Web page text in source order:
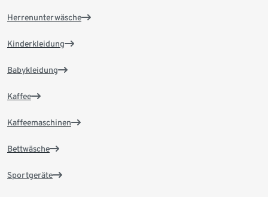
Herrenunterwäsche
Kinderkleidung
Babykleidung
Kaffee
Kaffeemaschinen
Bettwäsche
Sportgeräte